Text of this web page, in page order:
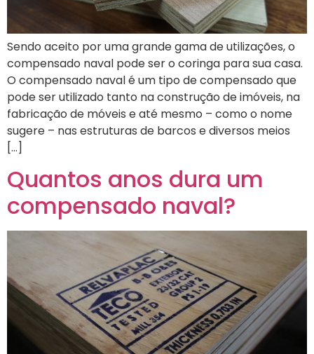
Sendo aceito por uma grande gama de utilizações, o
compensado naval pode ser o coringa para sua casa.
O compensado naval é um tipo de compensado que
pode ser utilizado tanto na construção de imóveis, na
fabricação de móveis e até mesmo – como o nome
sugere – nas estruturas de barcos e diversos meios
[…]
Quantos anos dura um
compensado naval?